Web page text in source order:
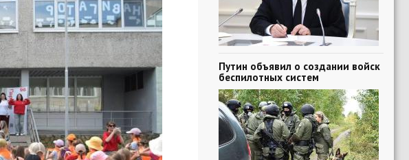
Путин объявил о создании войск
беспилотных систем